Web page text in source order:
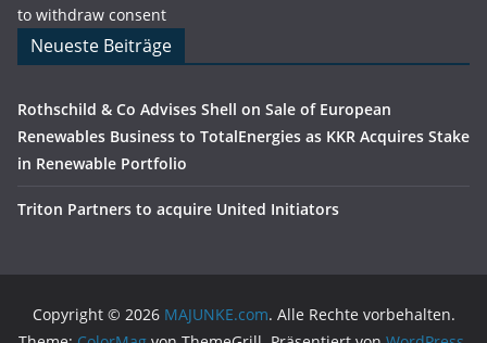
to withdraw consent
Neueste Beiträge
Rothschild & Co Advises Shell on Sale of European
Renewables Business to TotalEnergies as KKR Acquires Stake
in Renewable Portfolio
Triton Partners to acquire United Initiators
Copyright © 2026 MAJUNKE.com. Alle Rechte vorbehalten.